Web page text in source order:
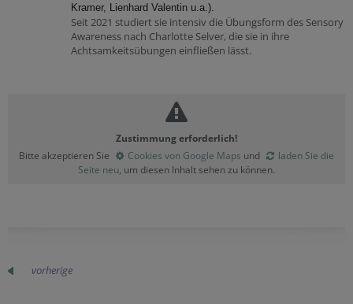
Kramer, Lienhard Valentin u.a.).
Seit 2021 studiert sie intensiv die Übungsform des Sensory
Awareness nach Charlotte Selver, die sie in ihre
Achtsamkeitsübungen einfließen lässt.
Zustimmung erforderlich!
Bitte akzeptieren Sie
Cookies von Google Maps und
laden Sie die
Seite neu, um diesen Inhalt sehen zu können.
vorherige